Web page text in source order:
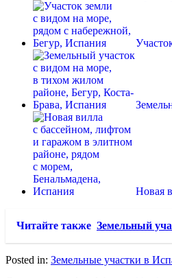
Новая
Читайте также Земельный
Posted in: Земельные участки в